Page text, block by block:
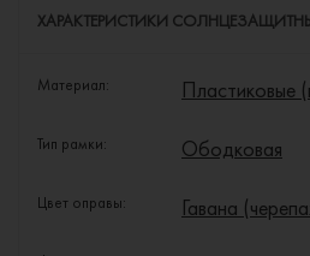
ХАРАКТЕРИСТИКИ
Материал: Пластиковые
Тип рамки: Ободковая
Цвет оправы: Гавана